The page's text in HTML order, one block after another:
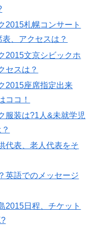
2015札幌コンサート
、アクセスは？
2015文京シビックホ
セスは？
2015座席指定出来
ココ！
服装は?1人&未就学児
代表、老人代表をそ
英語でのメッセージ
2015日程、チケット